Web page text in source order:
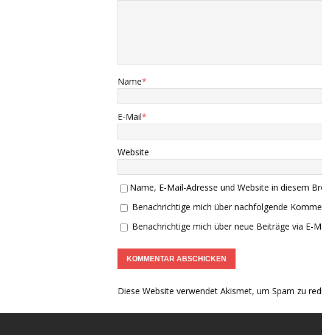
Name*
E-Mail*
Website
Name, E-Mail-Adresse und Website in diesem
Benachrichtige mich über nachfolgende
Benachrichtige mich über neue Beiträge via E-
Diese Website verwendet Akismet, um Spam zu